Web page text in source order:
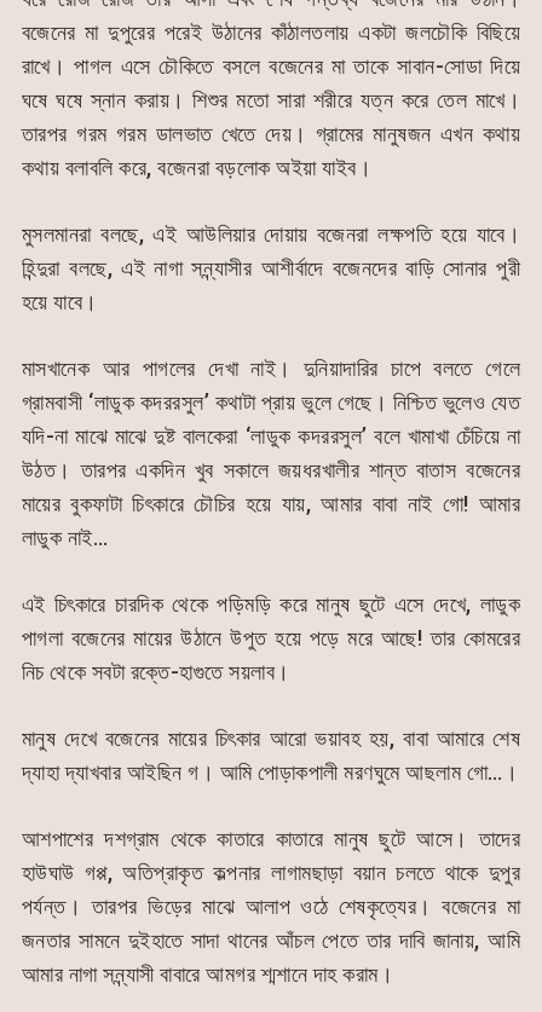
বজেনের মা দুপুরের পরেই উঠানের কাঁঠালতলায় একটা জলচৌকি বিছিয়ে
রাখে। পাগল এসে চৌকিতে বসলে বজেনের মা তাকে সাবান-সোডা দিয়ে
ঘষে ঘষে স্নান করায়। শিশুর মতো সারা শরীরে যত্ন করে তেল মাখে।
তারপর গরম গরম ডালভাত খেতে দেয়। গ্রামের মানুষজন এখন কথায়
কথায় বলাবলি করে, বজেনরা বড়লোক অইয়া যাইব।
মুসলমানরা বলছে, এই আউলিয়ার দোয়ায় বজেনরা লক্ষপতি হয়ে যাবে।
হিন্দুরা বলছে, এই নাগা সন্ন্যাসীর আশীর্বাদে বজেনদের বাড়ি সোনার পুরী
হয়ে যাবে।
মাসখানেক আর পাগলের দেখা নাই। দুনিয়াদারির চাপে বলতে গেলে
গ্রামবাসী ‘লাডুক কদররসুল’ কথাটা প্রায় ভুলে গেছে। নিশ্চিত ভুলেও যেত
যদি-না মাঝে মাঝে দুষ্ট বালকেরা ‘লাডুক কদররসুল’ বলে খামাখা চেঁচিয়ে না
উঠত। তারপর একদিন খুব সকালে জয়ধরখালীর শান্ত বাতাস বজেনের
মায়ের বুকফাটা চিৎকারে চৌচির হয়ে যায়, আমার বাবা নাই গো! আমার
লাডুক নাই…
এই চিৎকারে চারদিক থেকে পড়িমড়ি করে মানুষ ছুটে এসে দেখে, লাডুক
পাগলা বজেনের মায়ের উঠানে উপুত হয়ে পড়ে মরে আছে! তার কোমরের
নিচ থেকে সবটা রক্তে-হাগুতে সয়লাব।
মানুষ দেখে বজেনের মায়ের চিৎকার আরো ভয়াবহ হয়, বাবা আমারে শেষ
দ্যাহা দ্যাখবার আইছিন গ। আমি পোড়াকপালী মরণঘুমে আছলাম গো…।
আশপাশের দশগ্রাম থেকে কাতারে কাতারে মানুষ ছুটে আসে। তাদের
হাউঘাউ গপ্প, অতিপ্রাকৃত কল্পনার লাগামছাড়া বয়ান চলতে থাকে দুপুর
পর্যন্ত। তারপর ভিড়ের মাঝে আলাপ ওঠে শেষকৃত্যের। বজেনের মা
জনতার সামনে দুইহাতে সাদা থানের আঁচল পেতে তার দাবি জানায়, আমি
আমার নাগা সন্ন্যাসী বাবারে আমগর শ্মশানে দাহ করাম।